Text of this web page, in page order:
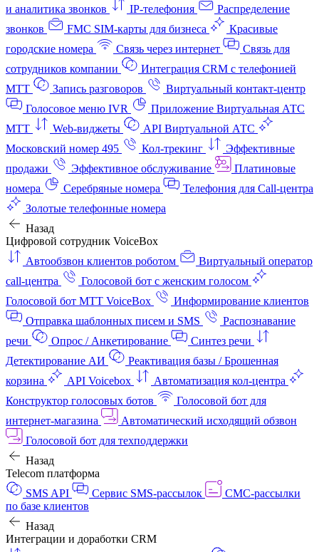
и аналитика звонков
IP-телефония
Распределение
звонков
FMC SIM-карты для бизнеса
Красивые
городские номера
Связь через интернет
Связь для
сотрудников компании
Интеграция CRM с телефонией
МТТ
Запись разговоров
Виртуальный контакт‑центр
Голосовое меню IVR
Приложение Виртуальная АТС
МТТ
Web-виджеты
API Виртуальной АТС
Московский номер 495
Кол-трекинг
Эффективные
продажи
Эффективное обслуживание
Платиновые
номера
Серебряные номера
Телефония для Call-центра
Золотые телефонные номера
Назад
Цифровой сотрудник VoiceBox
Автообзвон клиентов роботом
Виртуальный оператор
call-центра
Голосовой бот с женским голосом
Голосовой бот МТТ VoiceBox
Информирование клиентов
Отправка шаблонных писем и SMS
Распознавание
речи
Опрос / Анкетирование
Синтез речи
Детектирование АИ
Реактивация базы / Брошенная
корзина
API Voicebox
Автоматизация кол‑центра
Конструктор голосовых ботов
Голосовой бот для
интернет‑магазина
Автоматический исходящий обзвон
Голосовой бот для техподдержки
Назад
Telecom платформа
SMS API
Сервис SMS-рассылок
СМС-рассылки
по базе клиентов
Назад
Интеграции и доработки CRM